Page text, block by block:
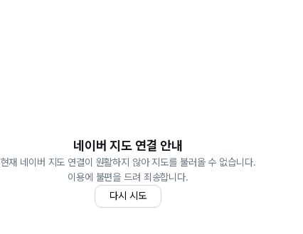
네이버 지도 연결 안내
현재 네이버 지도 연결이 원활하지 않아 지도를 불러올 수 없습니다.
이용에 불편을 드려 죄송합니다.
다시 시도